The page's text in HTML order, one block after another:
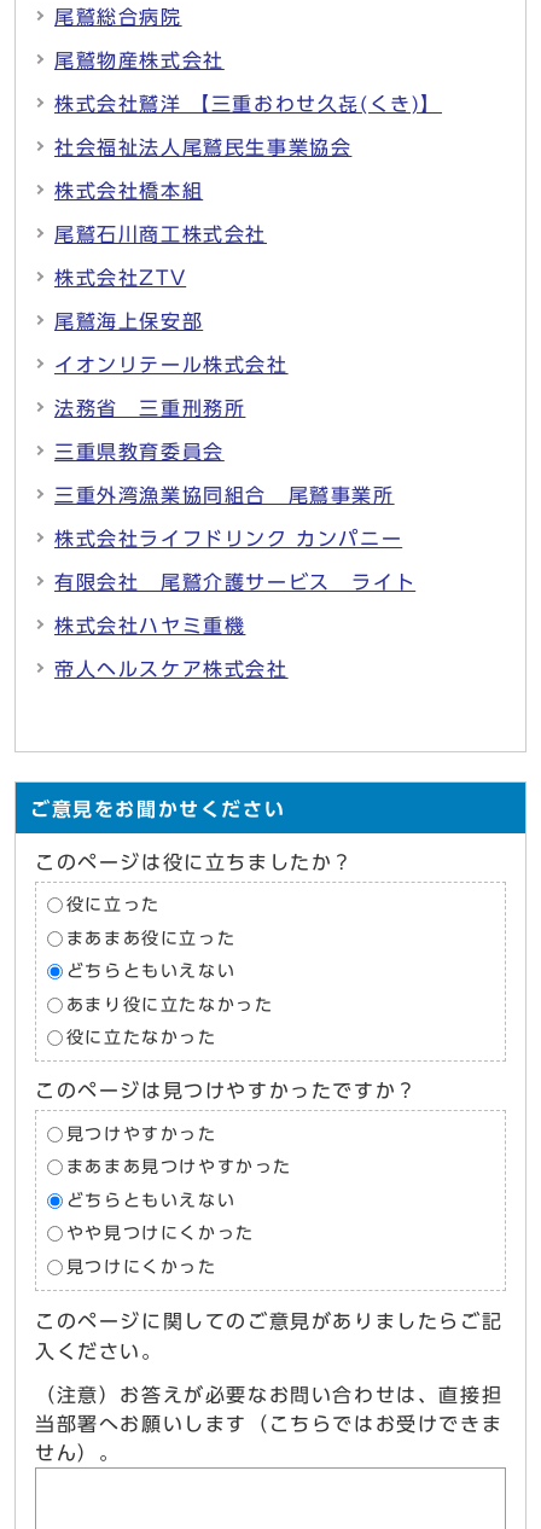
尾鷲総合病院
尾鷲物産株式会社
株式会社鷲洋 【三重おわせ久㐂(くき)】
社会福祉法人尾鷲民生事業協会
株式会社橋本組
尾鷲石川商工株式会社
株式会社ZTV
尾鷲海上保安部
イオンリテール株式会社
法務省 三重刑務所
三重県教育委員会
三重外湾漁業協同組合 尾鷲事業所
株式会社ライフドリンク カンパニー
有限会社 尾鷲介護サービス ライト
株式会社ハヤミ重機
帝人ヘルスケア株式会社
ご意見をお聞かせください
このページは役に立ちましたか？
役に立った
まあまあ役に立った
どちらともいえない
あまり役に立たなかった
役に立たなかった
このページは見つけやすかったですか？
見つけやすかった
まあまあ見つけやすかった
どちらともいえない
やや見つけにくかった
見つけにくかった
このページに関してのご意見がありましたらご記
入ください。
（注意）お答えが必要なお問い合わせは、直接担
当部署へお願いします（こちらではお受けできま
せん）。